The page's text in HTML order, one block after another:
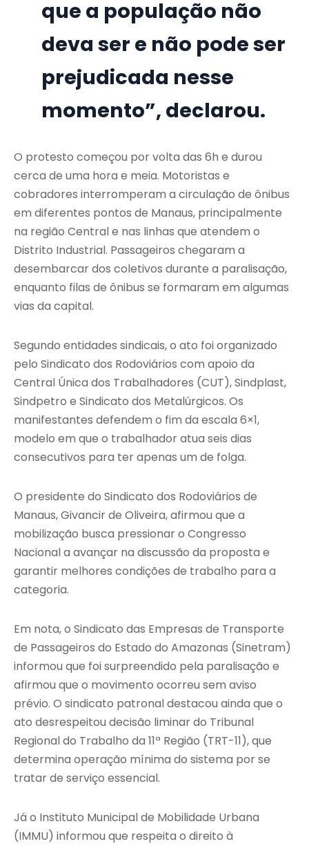
que a população não
deva ser e não pode ser
prejudicada nesse
momento”, declarou.
O protesto começou por volta das 6h e durou
cerca de uma hora e meia. Motoristas e
cobradores interromperam a circulação de ônibus
em diferentes pontos de Manaus, principalmente
na região Central e nas linhas que atendem o
Distrito Industrial. Passageiros chegaram a
desembarcar dos coletivos durante a paralisação,
enquanto filas de ônibus se formaram em algumas
vias da capital.
Segundo entidades sindicais, o ato foi organizado
pelo Sindicato dos Rodoviários com apoio da
Central Única dos Trabalhadores (CUT), Sindplast,
Sindpetro e Sindicato dos Metalúrgicos. Os
manifestantes defendem o fim da escala 6×1,
modelo em que o trabalhador atua seis dias
consecutivos para ter apenas um de folga.
O presidente do Sindicato dos Rodoviários de
Manaus, Givancir de Oliveira, afirmou que a
mobilização busca pressionar o Congresso
Nacional a avançar na discussão da proposta e
garantir melhores condições de trabalho para a
categoria.
Em nota, o Sindicato das Empresas de Transporte
de Passageiros do Estado do Amazonas (Sinetram)
informou que foi surpreendido pela paralisação e
afirmou que o movimento ocorreu sem aviso
prévio. O sindicato patronal destacou ainda que o
ato desrespeitou decisão liminar do Tribunal
Regional do Trabalho da 11ª Região (TRT-11), que
determina operação mínima do sistema por se
tratar de serviço essencial.
Já o Instituto Municipal de Mobilidade Urbana
(IMMU) informou que respeita o direito à